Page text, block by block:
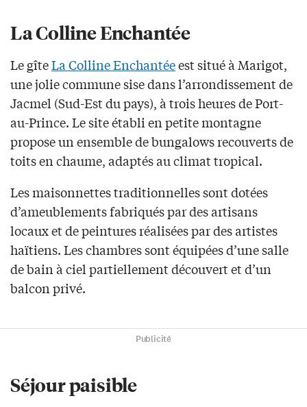
La Colline Enchantée
Le gîteLa Colline Enchantéeest situé à Marigot,
une jolie commune sise dans l’arrondissement de
Jacmel (Sud-Est du pays), à trois heures de Port-
au-Prince. Le site établi en petite montagne
propose un ensemble de bungalows recouverts de
toits en chaume, adaptés au climat tropical.
Les maisonnettes traditionnelles sont dotées
d’ameublements fabriqués par des artisans
locaux et de peintures réalisées par des artistes
haïtiens. Les chambres sont équipées d’une salle
de bain à ciel partiellement découvert et d’un
balcon privé.
Publicité
Séjour paisible